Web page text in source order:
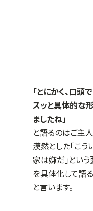
「とにかく、口頭
スッと具体的な
ましたね」
と語るのはご主人
漠然とした「こう
家は嫌だ」とい
を具体化して語
と言います。